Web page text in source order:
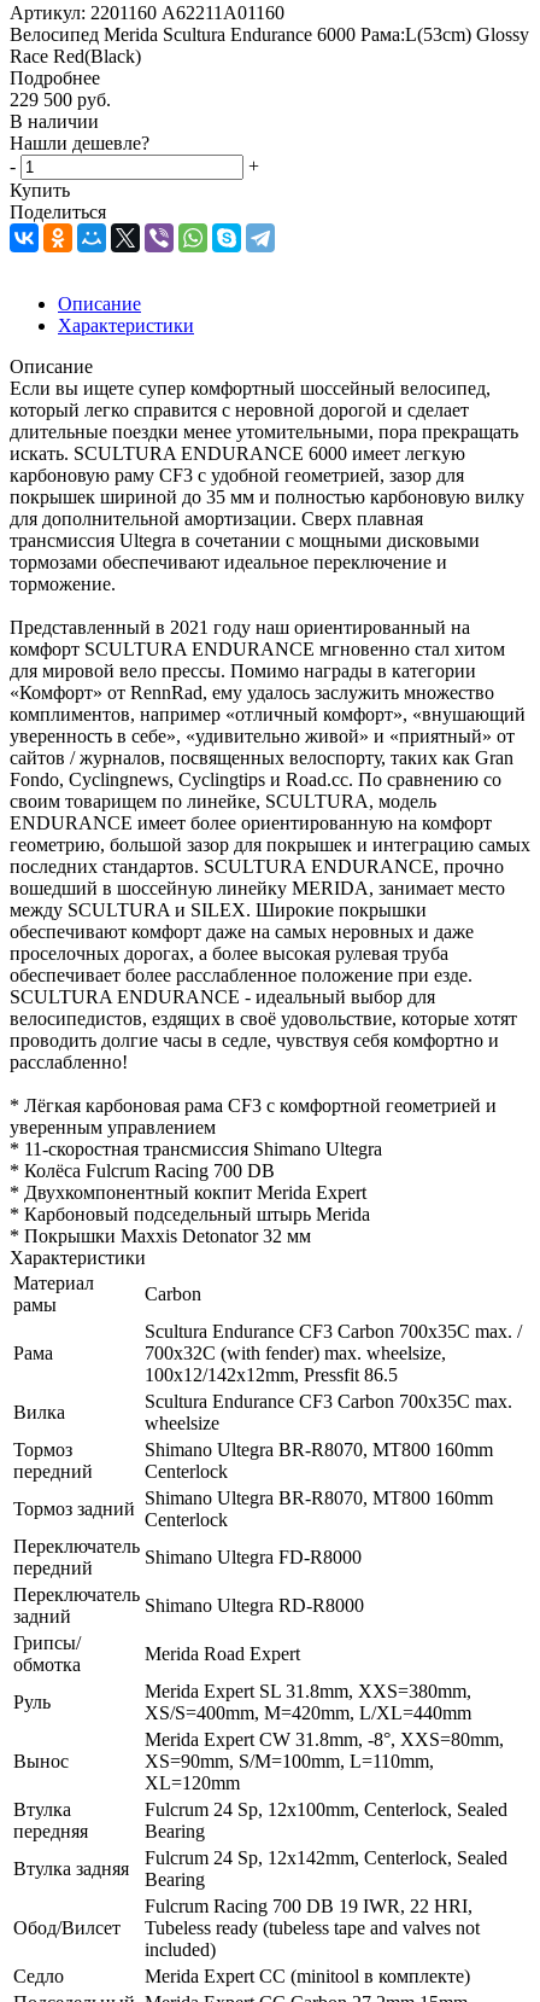
Артикул: 2201160 A62211A01160
Велосипед Merida Scultura Endurance 6000 Рама:L(53cm) Glossy
Race Red(Black)
Подробнее
229 500 руб.
В наличии
Нашли дешевле?
-
+
Купить
Поделиться
Описание
Характеристики
Описание
Если вы ищете супер комфортный шоссейный велосипед,
который легко справится с неровной дорогой и сделает
длительные поездки менее утомительными, пора прекращать
искать. SCULTURA ENDURANCE 6000 имеет легкую
карбоновую раму CF3 с удобной геометрией, зазор для
покрышек шириной до 35 мм и полностью карбоновую вилку
для дополнительной амортизации. Сверх плавная
трансмиссия Ultegra в сочетании с мощными дисковыми
тормозами обеспечивают идеальное переключение и
торможение.
Представленный в 2021 году наш ориентированный на
комфорт SCULTURA ENDURANCE мгновенно стал хитом
для мировой вело прессы. Помимо награды в категории
«Комфорт» от RennRad, ему удалось заслужить множество
комплиментов, например «отличный комфорт», «внушающий
уверенность в себе», «удивительно живой» и «приятный» от
сайтов / журналов, посвященных велоспорту, таких как Gran
Fondo, Cyclingnews, Cyclingtips и Road.cc. По сравнению со
своим товарищем по линейке, SCULTURA, модель
ENDURANCE имеет более ориентированную на комфорт
геометрию, большой зазор для покрышек и интеграцию самых
последних стандартов. SCULTURA ENDURANCE, прочно
вошедший в шоссейную линейку MERIDA, занимает место
между SCULTURA и SILEX. Широкие покрышки
обеспечивают комфорт даже на самых неровных и даже
проселочных дорогах, а более высокая рулевая труба
обеспечивает более расслабленное положение при езде.
SCULTURA ENDURANCE - идеальный выбор для
велосипедистов, ездящих в своё удовольствие, которые хотят
проводить долгие часы в седле, чувствуя себя комфортно и
расслабленно!
* Лёгкая карбоновая рама CF3 с комфортной геометрией и
уверенным управлением
* 11-скоростная трансмиссия Shimano Ultegra
* Колёса Fulcrum Racing 700 DB
* Двухкомпонентный кокпит Merida Expert
* Карбоновый подседельный штырь Merida
* Покрышки Maxxis Detonator 32 мм
Характеристики
Материал
рамы
Carbon
Рама
Scultura Endurance CF3 Carbon 700x35C max. /
700x32C (with fender) max. wheelsize,
100x12/142x12mm, Pressfit 86.5
Вилка
Scultura Endurance CF3 Carbon 700x35C max.
wheelsize
Тормоз
передний
Shimаnо Ultegra ВR-R8070, MT800 160mm
Centerlock
Тормоз задний
Shimаnо Ultegra ВR-R8070, MT800 160mm
Centerlock
Переключатель
передний
Shimano Ultegra FD-R8000
Переключатель
задний
Shimano Ultegra RD-R8000
Грипсы/
обмотка
Merida Road Expert
Руль
Merida Expert SL 31.8mm, XXS=380mm,
XS/S=400mm, M=420mm, L/ХL=440mm
Вынос
Merida Expert CW 31.8mm, -8°, XXS=80mm,
XS=90mm, S/M=100mm, L=110mm,
XL=120mm
Втулка
передняя
Fulcrum 24 Sp, 12x100mm, Centerlock, Sealed
Bearing
Втулка задняя
Fulcrum 24 Sp, 12x142mm, Centerlock, Sealed
Bearing
Обод/Вилсет
Fulcrum Racing 700 DB 19 IWR, 22 HRI,
Tubeless ready (tubeless tape and valves not
included)
Седло
Merida Expert CC (minitool в комплекте)